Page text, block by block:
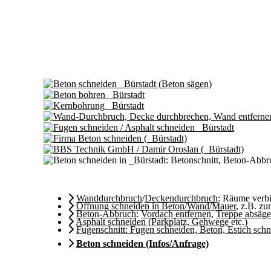
Wanddurchbruch/Deckendurchbruch: Räume
Öffnung schneiden in Beton/Wand/Mauer, z.B.
Beton-Abbruch:Vordach entfernen,Treppe
Asphalt schneiden (Parkplatz, Gehwegeetc.)
Fugenschnitt: Fugen schneiden, Beton, Estich
Beton schneiden (Infos/Anfrage)